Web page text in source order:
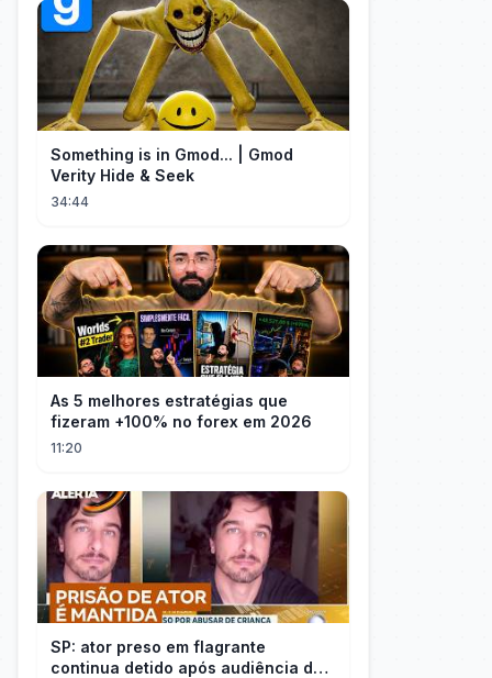
Something is in Gmod... | Gmod
Verity Hide & Seek
34:44
As 5 melhores estratégias que
fizeram +100% no forex em 2026
11:20
SP: ator preso em flagrante
continua detido após audiência de